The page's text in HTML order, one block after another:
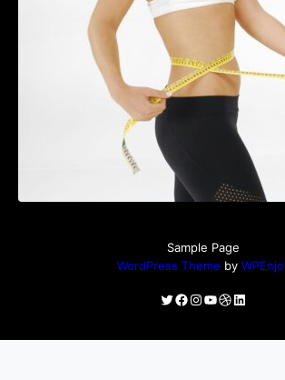
riscul de migrene
Sample Page
WordPress Theme by
Twitter
Facebook
Instagram
YouTube
Dribbble
LinkedIn